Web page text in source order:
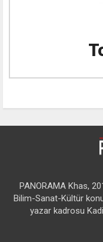
PANORAMA Khas,
Bilim-Sanat-Kültür
yazar kadrosu